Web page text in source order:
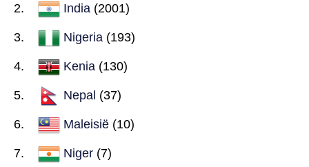
India (2001)
Nigeria (193)
Kenia (130)
Nepal (37)
Maleisië (10)
Niger (7)